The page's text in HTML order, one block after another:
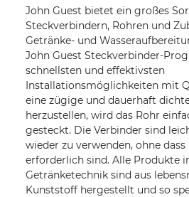
John Guest bietet ein großes
Steckverbindern, Rohren und
Getränke- und
John Guest Steckverbinder-
schnellsten und effektivsten
Installationsmöglichkeiten mit
eine zügige und dauerhaft
herzustellen, wird das Rohr
gesteckt. Die Verbinder sind
wieder zu verwenden, ohne
erforderlich sind. Alle Produkte
Getränketechnik sind aus
Kunststoff hergestellt und so